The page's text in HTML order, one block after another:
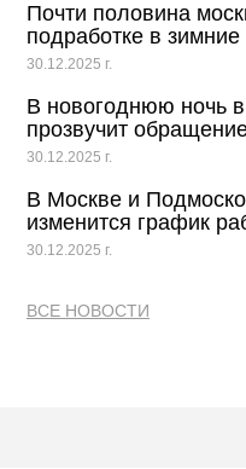
Почти половина
подработке в зимние
30.12.2025 г.
В новогоднюю ночь
прозвучит
30.12.2025 г.
В Москве и
изменится график
30.12.2025 г.
ВСЕ НОВОСТИ